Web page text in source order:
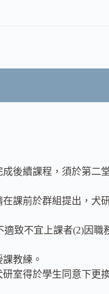
後續課程，須於第二
課前於群組提出，犬
致不宜上課者(2)因
教練。
室得於學生同意下更